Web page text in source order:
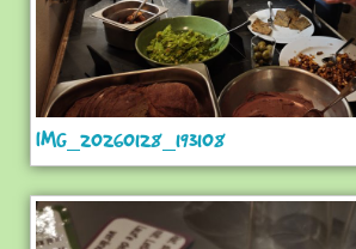
IMG_20260128_193108